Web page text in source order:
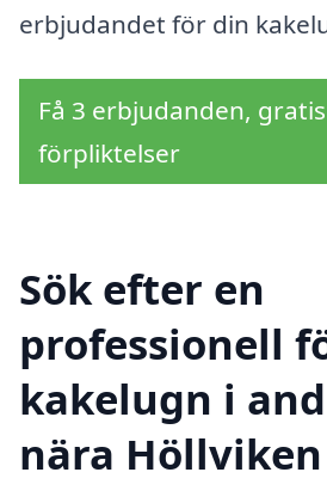
erbjudandet för din
Få 3 erbjudanden,
förpliktelser
Sök efter en
professionell
kakelugn i
nära Höllviken